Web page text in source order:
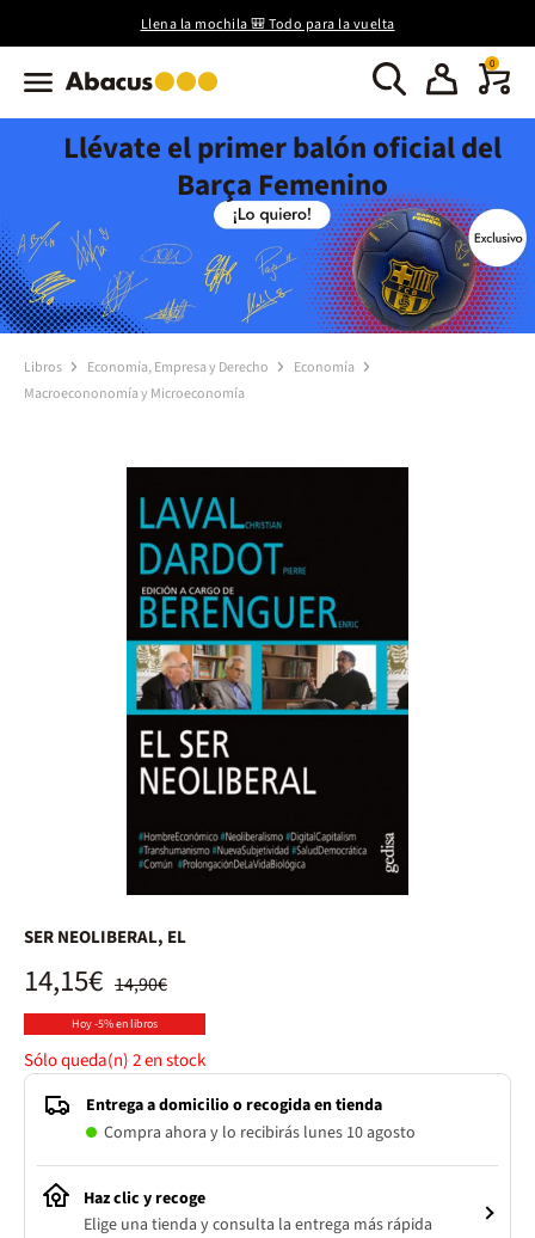
Llena la mochila 🎒 Todo para la vuelta
0
Llévate el primer balón oficial del
Barça Femenino
Libros Economía, Empresa y Derecho
Economía
Macroecononomía y Microeconomía
SER NEOLIBERAL, EL
14,90€
14,15€
Hoy -5% en libros
Sólo queda(n)2en stock
Entrega a domicilio o recogida en tienda
Compra ahora y lo recibirás lunes 10 agosto
Haz clic y recoge
Elige una tienda y consulta la entrega más rápida